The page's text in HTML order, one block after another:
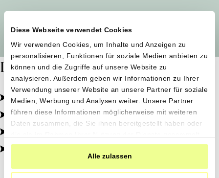
Diese Webseite verwendet Cookies
Wir verwenden Cookies, um Inhalte und Anzeigen zu
personalisieren, Funktionen für soziale Medien anbieten zu
können und die Zugriffe auf unsere Website zu
analysieren. Außerdem geben wir Informationen zu Ihrer
Verwendung unserer Website an unsere Partner für soziale
Medien, Werbung und Analysen weiter. Unsere Partner
führen diese Informationen möglicherweise mit weiteren
Daten zusammen, die Sie ihnen bereitgestellt haben oder
haben.
Alle zulassen
Dafür stehen wir
Pestizidfrei angebaut, schonend verarbeitet.
Natürliche Zutaten, echter Geschmack.
Von kleinen Höfen, direkt zu dir.
100% transparent, 0% Zusatzstoffe.